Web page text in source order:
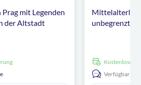
mit Legenden
der Altstadt
unbegrenzten
kostenlose
Verfügbar in: